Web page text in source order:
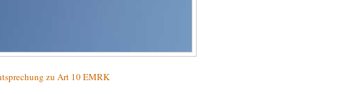
zu Art 10 EMRK